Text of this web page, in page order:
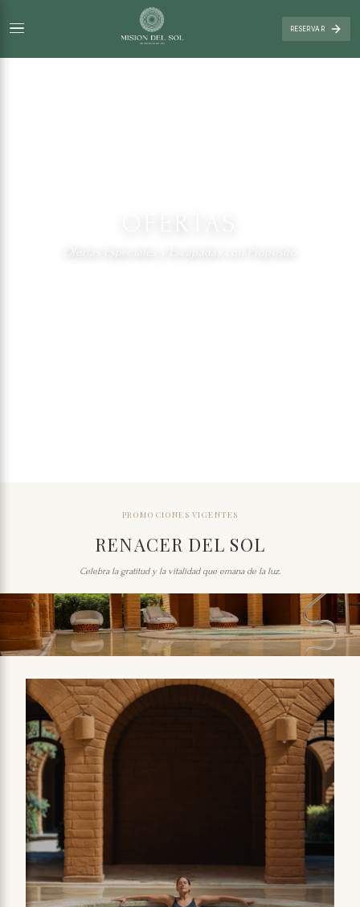
RESERVAR
Ofertas Especiales y Escapadas con Propósito
PROMOCIONES VIGENTES
RENACER DEL SOL
Celebra la gratitud y la vitalidad que emana de la luz.